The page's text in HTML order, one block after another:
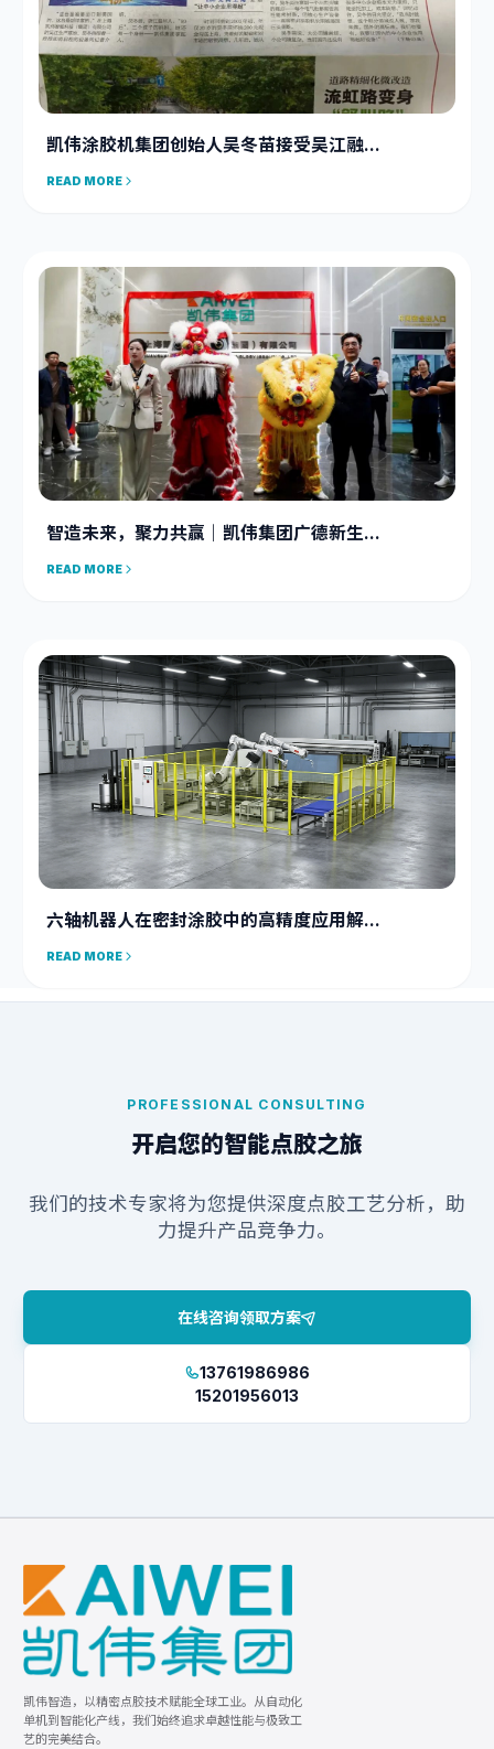
凯伟涂胶机集团创始人吴冬苗接受吴江融...
READ MORE
智造未来，聚力共赢｜凯伟集团广德新生...
READ MORE
六轴机器人在密封涂胶中的高精度应用解...
READ MORE
PROFESSIONAL CONSULTING
开启您的智能点胶之旅
我们的技术专家将为您提供深度点胶工艺分析，助
力提升产品竞争力。
在线咨询领取方案
13761986986
15201956013
凯伟智造，以精密点胶技术赋能全球工业。从自动化
单机到智能化产线，我们始终追求卓越性能与极致工
艺的完美结合。